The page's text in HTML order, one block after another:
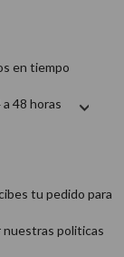
en tiempo
48 horas
tu pedido para
nuestras politicas